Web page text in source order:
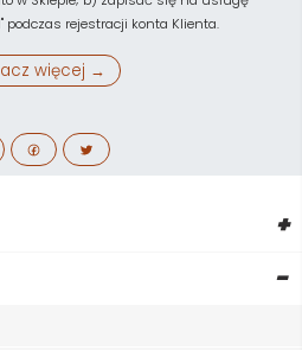
podczas rejestracji konta Klienta.
więcej →
+
-